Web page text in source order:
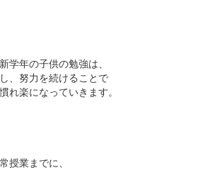
学年の子供の勉強は、
、努力を続けることで
れ楽になっていきます。
授業までに、